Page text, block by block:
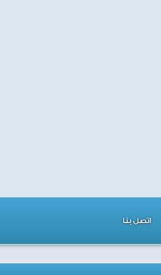
اتصل بنا